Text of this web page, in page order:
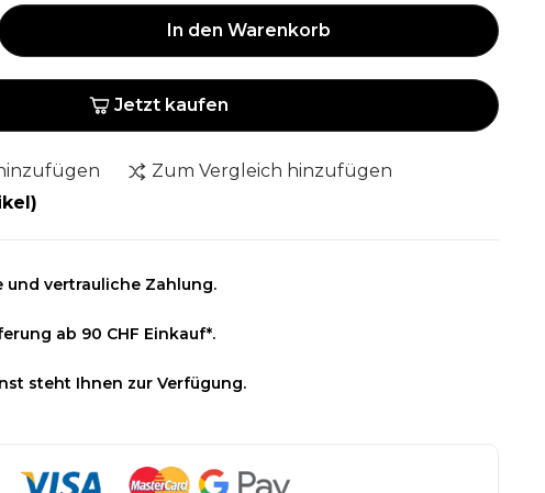
In den Warenkorb
Jetzt kaufen
Zum Vergleich hinzufügen
und vertrauliche Zahlung.
ab 90 CHF Einkauf*.
steht Ihnen zur Verfügung.